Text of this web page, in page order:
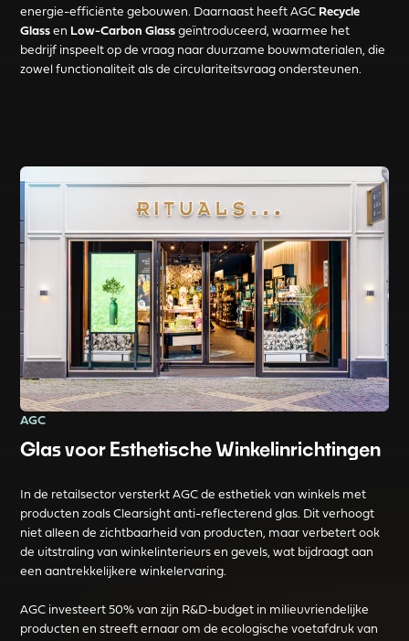
energie-efficiënte gebouwen. Daarnaast heeft AGC Recycle
Glass en Low-Carbon Glass geïntroduceerd, waarmee het
bedrijf inspeelt op de vraag naar duurzame bouwmaterialen, die
zowel functionaliteit als de circulariteitsvraag ondersteunen.
AGC
Glas voor Esthetische Winkelinrichtingen
In de retailsector versterkt AGC de esthetiek van winkels met
producten zoals Clearsight anti-reflecterend glas. Dit verhoogt
niet alleen de zichtbaarheid van producten, maar verbetert ook
de uitstraling van winkelinterieurs en gevels, wat bijdraagt aan
een aantrekkelijkere winkelervaring.
AGC investeert 50% van zijn R&D-budget in milieuvriendelijke
producten en streeft ernaar om de ecologische voetafdruk van